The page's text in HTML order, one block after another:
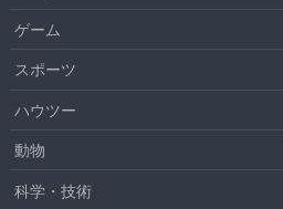
ゲーム
スポーツ
ハウツー
動物
科学・技術